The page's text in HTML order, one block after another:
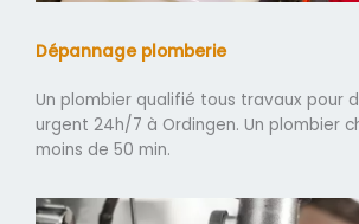
Dépannage plomberie
Un plombier qualifié tous travaux pour
urgent 24h/7 à Ordingen. Un plombier
moins de 50 min.